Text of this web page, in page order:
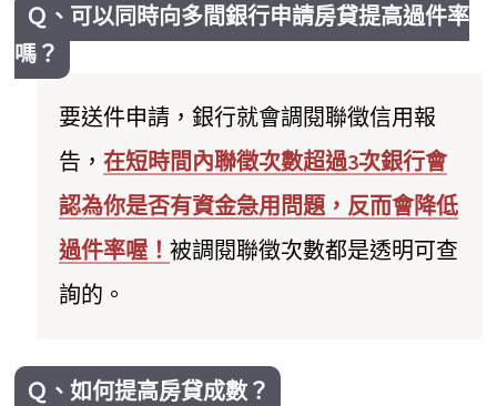
Ｑ、可以同時向多間銀行申請房貸提高過件率
嗎？
要送件申請，銀行就會調閱聯徵信用報
告，在短時間內聯徵次數超過3次銀行會
認為你是否有資金急用問題，反而會降低
過件率喔！被調閱聯徵次數都是透明可查
詢的。
Ｑ、如何提高房貸成數？